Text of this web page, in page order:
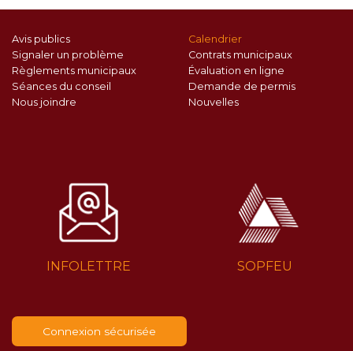
Avis publics
Signaler un problème
Règlements municipaux
Séances du conseil
Nous joindre
Calendrier
Contrats municipaux
Évaluation en ligne
Demande de permis
Nouvelles
INFOLETTRE SOPFEU
Connexion sécurisée